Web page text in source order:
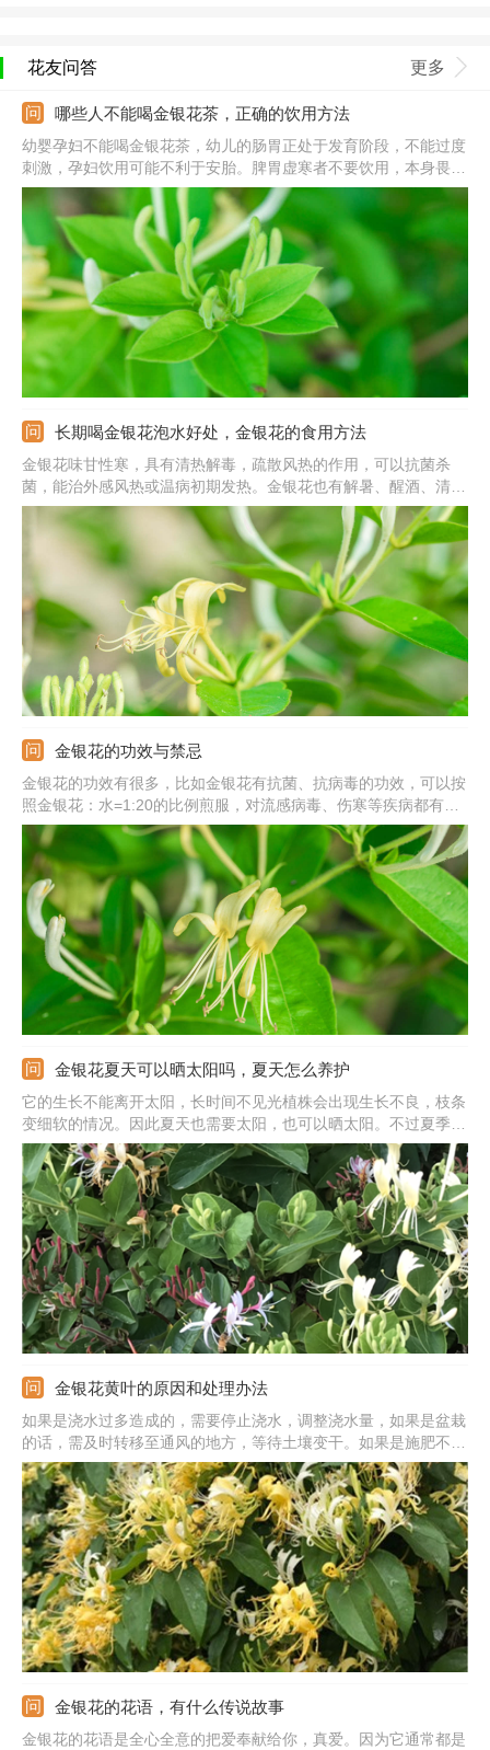
花友问答 更多
哪些人不能喝金银花茶，正确的饮用方法
幼婴孕妇不能喝金银花茶，幼儿的肠胃正处于发育阶段，不能过度
刺激，孕妇饮用可能不利于安胎。脾胃虚寒者不要饮用，本身畏寒
怕冷，金银花性含寒，饮用会加重寒性。处在经期的女性也不要饮
用，否则可能会引起痛经、月经紊乱等问题。除此之外，患有慢性
肿疡和溃疡症的人和老人都不要饮用。
长期喝金银花泡水好处，金银花的食用方法
金银花味甘性寒，具有清热解毒，疏散风热的作用，可以抗菌杀
菌，能治外感风热或温病初期发热。金银花也有解暑、醒酒、清脑
的作用，能使头脑恢复清醒，祛暑明目。金银花也有降脂减肥、美
容养颜、延缓衰老的作用，可以使人的皮肤变好。金银花所含绿原
酸的生物活性，能促进人体新陈代谢，提高免疫力。
金银花的功效与禁忌
金银花的功效有很多，比如金银花有抗菌、抗病毒的功效，可以按
照金银花：水=1:20的比例煎服，对流感病毒、伤寒等疾病都有明
显的抑制作用。比如金银花可以促进人体内白细胞的吞噬功能，促
进淋巴细胞的转化，从而提高人体的免疫力。比如金银花性寒，还
具有清热解毒的功效，但是脾胃虚寒的人不要多食。
金银花夏天可以晒太阳吗，夏天怎么养护
它的生长不能离开太阳，长时间不见光植株会出现生长不良，枝条
变细软的情况。因此夏天也需要太阳，也可以晒太阳。不过夏季的
光照很强烈，要及时避开午后的强光，否则会被晒伤。此外，夏天
养护的时候还要增加浇水次数，早晚都要浇。施肥量要控制好，避
免肥害。还要及时修剪处理，帮助度夏。
金银花黄叶的原因和处理办法
如果是浇水过多造成的，需要停止浇水，调整浇水量，如果是盆栽
的话，需及时转移至通风的地方，等待土壤变干。如果是施肥不足
导致的，应当及时追肥，但要注意不能施加浓肥。如果是病害导致
的，要果断采取措施，加强植株的水肥管理，增加抵抗力，同时对
病害植株使用杀菌药喷洒治疗。
金银花的花语，有什么传说故事
金银花的花语是全心全意的把爱奉献给你，真爱。因为它通常都是